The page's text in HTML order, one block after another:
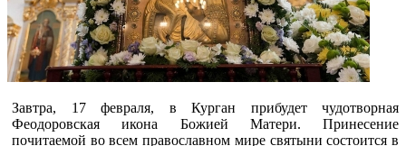
Завтра, 17 февраля, в Курган прибудет чудотворная
Феодоровская икона Божией Матери. Принесение
почитаемой во всем православном мире святыни состоится в